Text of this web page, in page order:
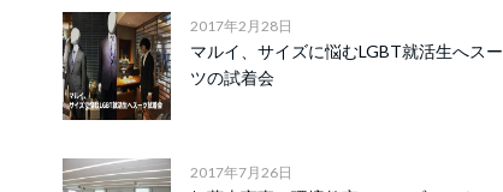
2017年2月28日
マルイ、サイズに悩むLGBT就活生へスー
ツの試着会
2017年7月26日